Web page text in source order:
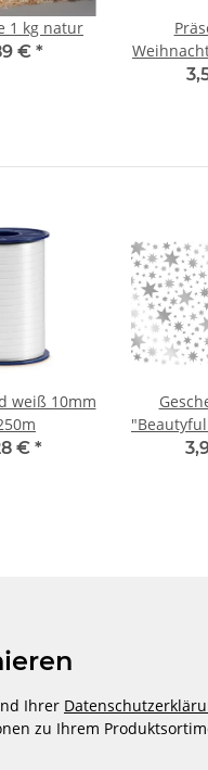
1 kg natur
€ *
weiß 10mm
€ *
70
Ihrer
zu Ihrem